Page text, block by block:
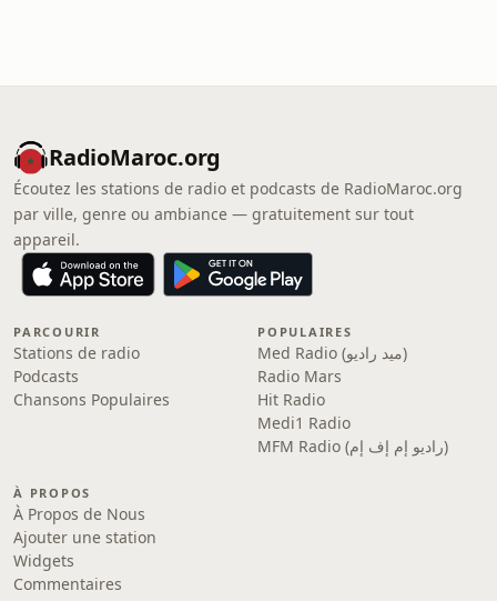
RadioMaroc.org
Écoutez les stations de radio et podcasts de RadioMaroc.org
par ville, genre ou ambiance — gratuitement sur tout
appareil.
PARCOURIR
Stations de radio
Podcasts
Chansons Populaires
POPULAIRES
Med Radio (ميد راديو)
Radio Mars
Hit Radio
Medi1 Radio
MFM Radio (راديو إم إف إم)
À PROPOS
À Propos de Nous
Ajouter une station
Widgets
Commentaires